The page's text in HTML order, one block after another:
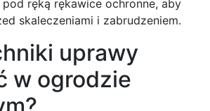
ręką rękawice ochronne, aby
skaleczeniami i zabrudzeniem.
uprawy
w ogrodzie